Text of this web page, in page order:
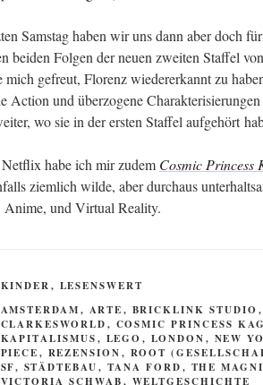
Sams­tag haben wir uns dann aber doch
bei­den Fol­gen der neu­en zwei­ten Staf­fel von
mich gefreut, Flo­renz wie­der­erkannt zu
Action und über­zo­ge­ne
wo sie in der ers­ten Staf­fel auf­ge­hört
habe ich mir zudem Cos­mic Prin­cess
ziem­lich wil­de, aber durch­aus
Ani­me, und Vir­tu­al Reality.
KATEGORIEN
KINDER, LESENSWERT
SCHLAGWÖRTER
AMSTERDAM, ARTE, BRICKLINK STUDIO ,
CLARKESWORLD, COSMIC PRINCESS
KAPITALISMUS, LEGO , LONDON, NEW
PIECE, REZENSION, ROOT
SF, STÄDTEBAU, TANA FORD, THE
VICTORIA SCHWAB, WELTGESCHICHTE